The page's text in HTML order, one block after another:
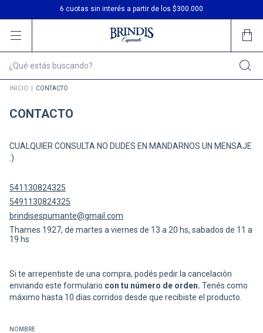
6 cuotas sin interés a partir de los $300.000
Envío gratis en compras desde $200.000
INICIO CONTACTO
CONTACTO
CUALQUIER CONSULTA NO DUDES EN MANDARNOS UN MENSAJE
:)
541130824325
5491130824325
brindisespumante@gmail.com
Thames 1927, de martes a viernes de 13 a 20 hs, sabados de 11 a
19 hs
Si te arrepentiste de una compra, podés pedir la cancelación
enviando este formulario con tu número de orden. Tenés como
máximo hasta 10 días corridos desde que recibiste el producto.
NOMBRE